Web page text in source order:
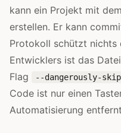
kann ein Projekt mit
erstellen. Er kann
Protokoll schützt nichts
Entwicklers ist das
Flag
--dangerously-
Code ist nur einen
Automatisierung